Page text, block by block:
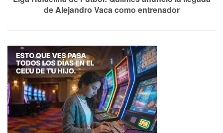
de Alejandro Vaca como entrenador